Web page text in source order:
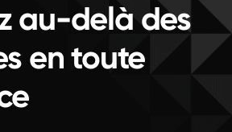
au-delà des
en toute